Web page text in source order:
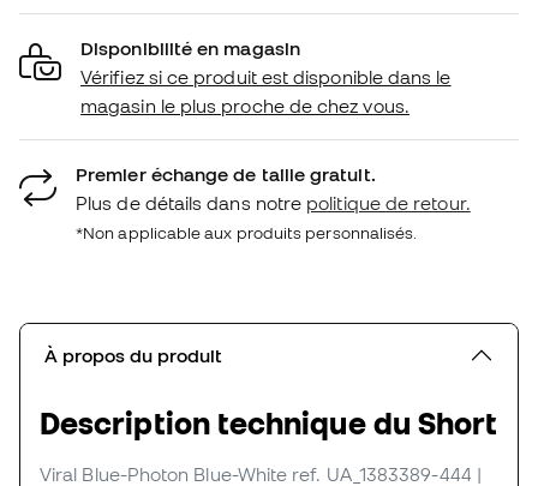
Disponibilité en magasin
Vérifiez si ce produit est disponible dans le
magasin le plus proche de chez vous.
Premier échange de taille gratuit.
Plus de détails dans notre politique de retour.
*Non applicable aux produits personnalisés.
À propos du produit
Description technique du Short
Viral Blue-Photon Blue-White ref. UA_1383389-444 |